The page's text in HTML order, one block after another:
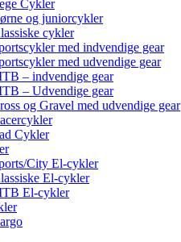
Cykler
og juniorcykler
cykler
med indvendige gear
med udvendige gear
– indvendige gear
– Udvendige gear
og Gravel med udvendige gear
Cykler
City El-cykler
El-cykler
El-cykler